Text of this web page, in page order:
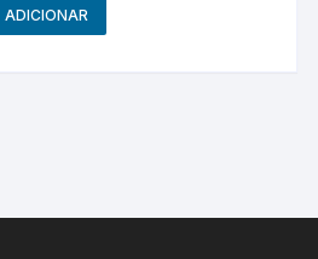
ADICIONAR